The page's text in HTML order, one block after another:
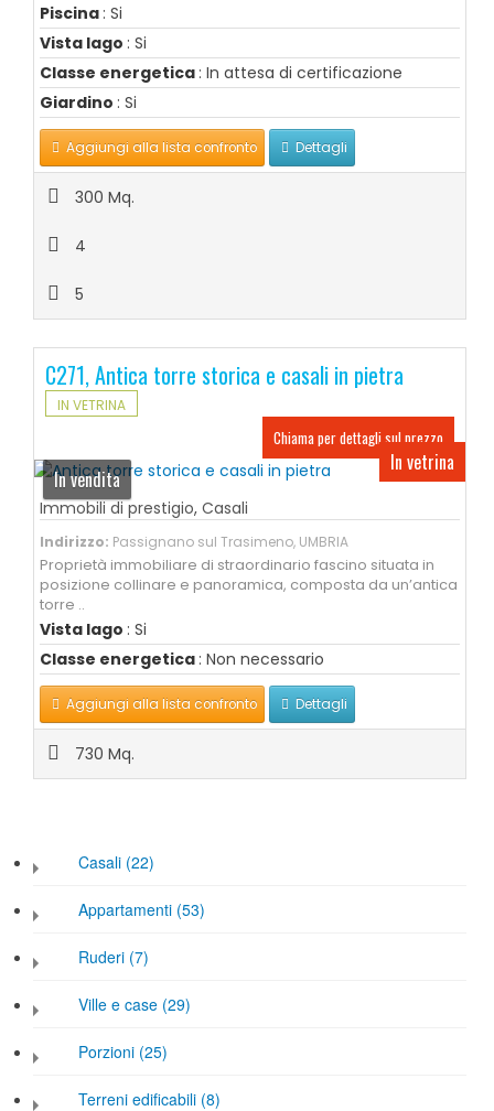
Piscina : Si
Vista lago : Si
Classe energetica : In attesa di certificazione
Giardino : Si
Aggiungi alla lista confronto Dettagli
300 Mq.
4
5
C271, Antica torre storica e casali in pietra
IN VETRINA
Chiama per dettagli sul prezzo
In vetrina
In vendita
Immobili di prestigio, Casali
Indirizzo: Passignano sul Trasimeno, UMBRIA
Proprietà immobiliare di straordinario fascino situata in
posizione collinare e panoramica, composta da un’antica
torre ..
Vista lago : Si
Classe energetica : Non necessario
Aggiungi alla lista confronto Dettagli
730 Mq.
Casali (22)
Appartamenti (53)
Ruderi (7)
Ville e case (29)
Porzioni (25)
Terreni edificabili (8)